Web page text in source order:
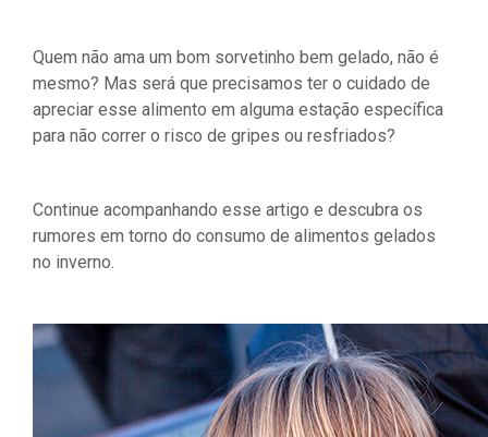
Quem não ama um bom sorvetinho bem gelado, não é
mesmo? Mas será que precisamos ter o cuidado de
apreciar esse alimento em alguma estação específica
para não correr o risco de gripes ou resfriados?
Continue acompanhando esse artigo e descubra os
rumores em torno do consumo de alimentos gelados
no inverno.